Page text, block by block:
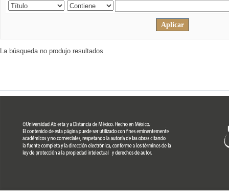
La búsqueda no produjo resultados